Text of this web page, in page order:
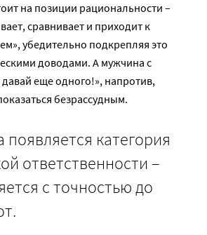
на позиции рациональности –
сравнивает и приходит к
убедительно подкрепляя это
доводами. А мужчина с
еще одного!», напротив,
безрассудным.
появляется категория
ответственности –
с точностью до